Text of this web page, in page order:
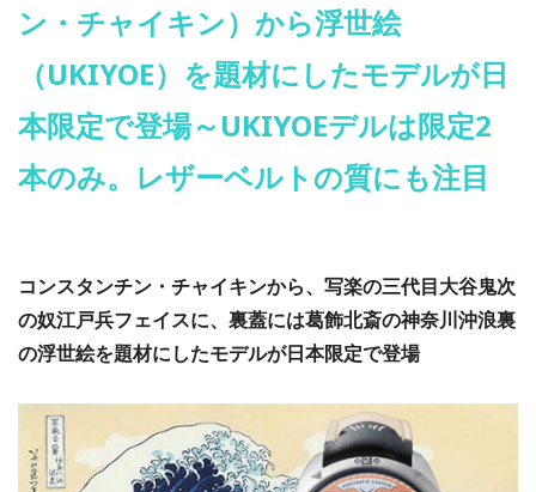
ン・チャイキン）から浮世絵
（UKIYOE）を題材にしたモデルが日
本限定で登場～UKIYOEデルは限定2
本のみ。レザーベルトの質にも注目
コンスタンチン・チャイキンから、写楽の三代目大谷鬼次
の奴江戸兵フェイスに、裏蓋には葛飾北斎の神奈川沖浪裏
の浮世絵を題材にしたモデルが日本限定で登場